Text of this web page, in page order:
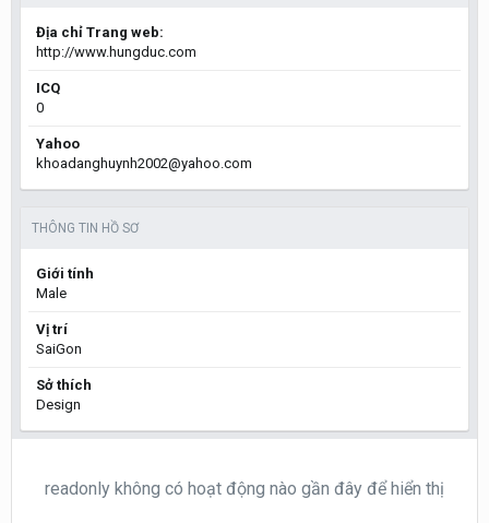
Địa chỉ Trang web:
http://www.hungduc.com
ICQ
0
Yahoo
khoadanghuynh2002@yahoo.com
THÔNG TIN HỒ SƠ
Giới tính
Male
Vị trí
SaiGon
Sở thích
Design
readonly không có hoạt động nào gần đây để hiển thị